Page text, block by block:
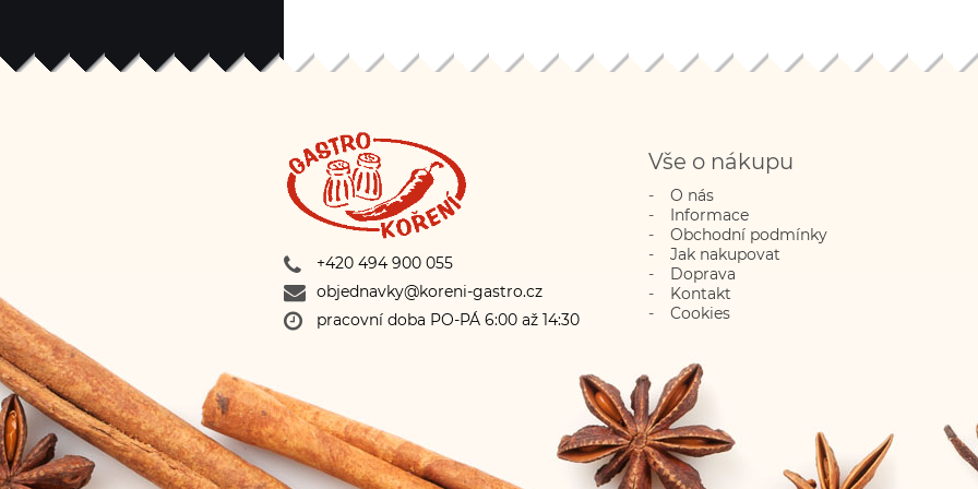
využití, přidává se do polévek a
fritované přílohy jako dekorace, při
výrobě studených mís, jednohubek
a chlebíčků, do salátů a
zeleninových pokrmů.
obsahovat stopy celeru, hořčice a
využití, přidává se do polévek a
výrobě studených mís, jednohubek
a chlebíčků, do salátů a
obsahovat stopy celeru, hořčice a
sezamu.
+420 494 900 055
objednavky@koreni-gastro.cz
pracovní doba PO-PÁ 6:00 až 14:30
Vše o nákupu
O nás
Informace
Obchodní podmínky
Jak nakupovat
Doprava
Kontakt
Cookies